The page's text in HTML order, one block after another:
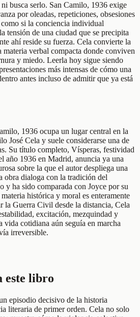
busca serlo. San Camilo, 1936 exige
por oleadas, repeticiones, obsesiones
si la conciencia individual
tensión de una ciudad que se precipita
ahí reside su fuerza. Cela convierte la
materia verbal compacta donde conviven
y miedo. Leerla hoy sigue siendo
más intensas de cómo una
antes incluso de admitir que ya está
1936 ocupa un lugar central en la
José Cela y suele considerarse una de
Su título completo, Vísperas, festividad
año 1936 en Madrid, anuncia ya una
sobre la que el autor despliega una
obra dialoga con la tradición del
y ha sido comparada con Joyce por su
histórica y moral es enteramente
la Guerra Civil desde la distancia, Cela
excitación, mezquindad y
vida cotidiana aún seguía en marcha
irreversible.
este libro
episodio decisivo de la historia
literaria de primer orden. Cela no solo